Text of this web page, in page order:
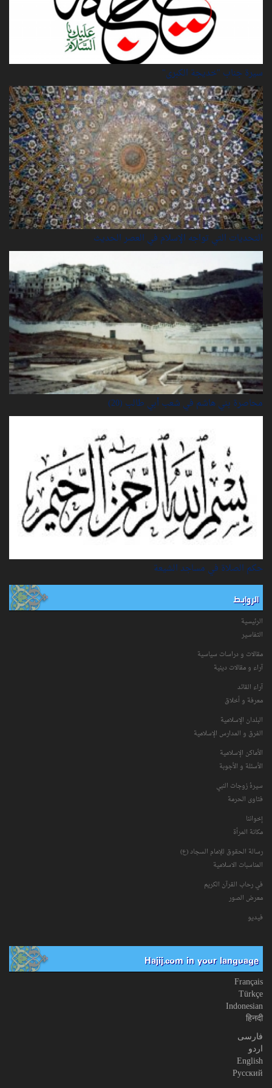
سيرة‌ جناب "خديجة‌ الكبرى"
التحديات التي تواجه الإسلام في العصر الحديث
محاصرة بني هاشم في شعب أبي طالب (20)
حكم الصلاة في مساجد الشيعة
الروابط
الرئيسية
التفاسیر
مقالات و دراسات سياسية
آراء و مقالات دينية
آراء القائد
معرفة و أخلاق
البلدان الإسلامية
الفرق و المدارس الإسلامية
الأماكن الإسلامية
الأسئلة و الأجوبة
سیرۀ زوجات النبي
فتاوی الحرمة
إخواننا
مكانة‌ المرأة
رسالة الحقوق للإمام السجاد (ع)
المناسبات الاسلامیة
في رحاب القرآن الکریم
معرض الصور
فیدیو
Hajij.com in your language
Français
Türkçe
Indonesian
हिनदी
فارسی
اردو
English
Русский